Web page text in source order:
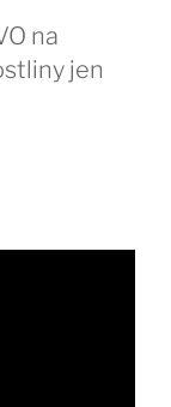
na
jen